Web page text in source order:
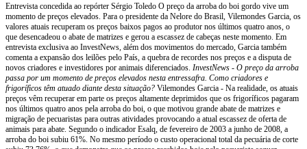
Entrevista concedida ao repórter Sérgio Toledo O preço da arroba do boi gordo vive um
momento de preços elevados. Para o presidente da Nelore do Brasil, Vilemondes Garcia, os
valores atuais recuperam os preços baixos pagos ao produtor nos últimos quatro anos, o
que desencadeou o abate de matrizes e gerou a escassez de cabeças neste momento. Em
entrevista exclusiva ao InvestNews, além dos movimentos do mercado, Garcia também
comenta a expansão dos leilões pelo País, a quebra de recordes nos preços e a disputa de
novos criadores e investidores por animais diferenciados. InvestNews - O preço da arroba
passa por um momento de preços elevados nesta entressafra. Como criadores e
frigoríficos têm atuado diante desta situação? Vilemondes Garcia - Na realidade, os atuais
preços vêm recuperar em parte os preços altamente deprimidos que os frigoríficos pagaram
nos últimos quatro anos pela arroba do boi, o que motivou grande abate de matrizes e
migração de pecuaristas para outras atividades provocando a atual escassez de oferta de
animais para abate. Segundo o indicador Esalq, de fevereiro de 2003 a junho de 2008, a
arroba do boi subiu 61%. No mesmo período o custo operacional total da pecuária de corte